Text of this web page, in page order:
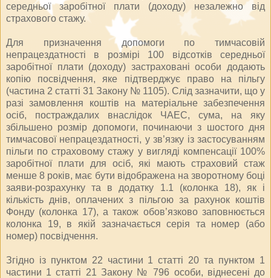
середньої заробітної плати (доходу) незалежно від
страхового стажу.
Для призначення допомоги по тимчасовій
непрацездатності в розмірі 100 відсотків середньої
заробітної плати (доходу) застраховані особи додають
копію посвідчення, яке підтверджує право на пільгу
(частина 2 статті 31 Закону № 1105). Слід зазначити, що у
разі замовлення коштів на матеріальне забезпечення
осіб, постраждалих внаслідок ЧАЕС, сума, на яку
збільшено розмір допомоги, починаючи з шостого дня
тимчасової непрацездатності, у зв’язку із застосуванням
пільги по страховому стажу у вигляді компенсації 100%
заробітної плати для осіб, які мають страховий стаж
менше 8 років, має бути відображена на зворотному боці
заяви-розрахунку та в додатку 1.1 (колонка 18), як і
кількість днів, оплачених з пільгою за рахунок коштів
Фонду (колонка 17), а також обов’язково заповнюється
колонка 19, в якій зазначається серія та номер (або
номер) посвідчення.
Згідно із пунктом 22 частини 1 статті 20 та пунктом 1
частини 1 статті 21 Закону № 796 особи, віднесені до